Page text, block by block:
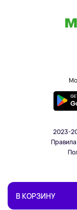
В КОРЗИНУ
2023-